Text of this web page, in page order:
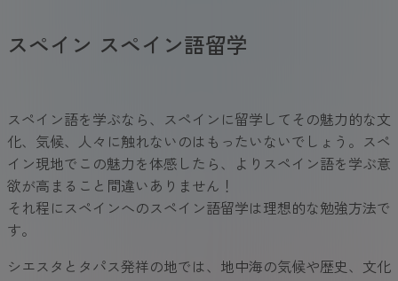
スペイン スペイン語留学
スペイン語を学ぶなら、スペインに留学してその魅力的な文
化、気候、人々に触れないのはもったいないでしょう。スペ
イン現地でこの魅力を体感したら、よりスペイン語を学ぶ意
欲が高まること間違いありません！
それ程にスペインへのスペイン語留学は理想的な勉強方法で
す。
シエスタとタパス発祥の地では、地中海の気候や歴史、文化